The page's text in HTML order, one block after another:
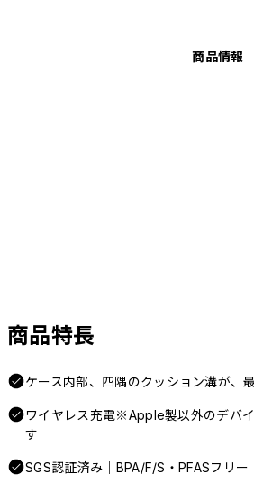
商品情報
商品特長
ケース内部、四隅のクッション溝が、
ワイヤレス充電※Apple製以外のデバ
す
SGS認証済み｜BPA/F/S・PFASフリー